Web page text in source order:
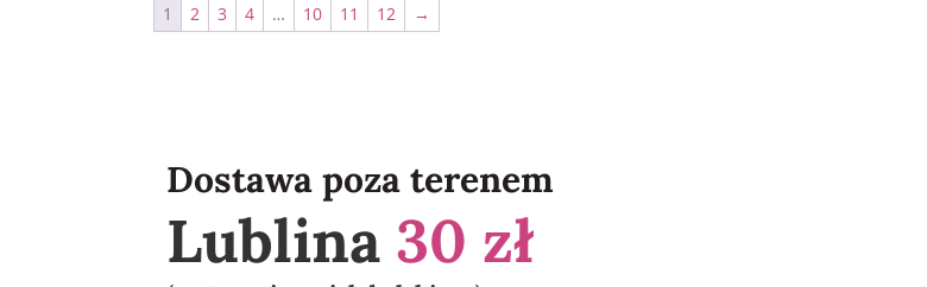
1 2 3 4 … 10 11 12 →
Dostawa poza terenem
Lublina 30 zł